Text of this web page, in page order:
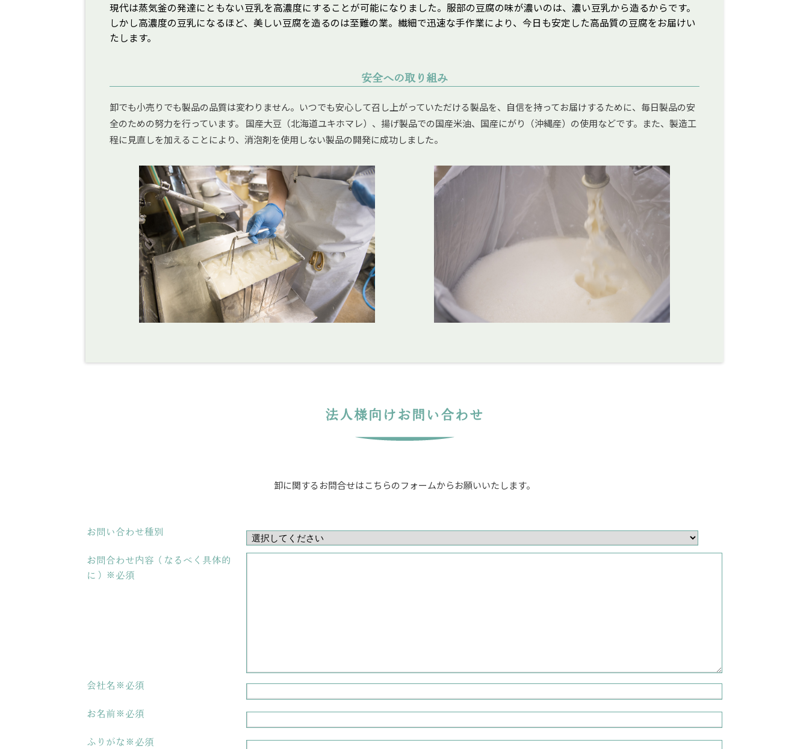
現代は蒸気釜の発達にともない豆乳を高濃度にすることが可能になりました。服部の豆腐の味が濃いのは、濃い豆乳から造るからです。
しかし高濃度の豆乳になるほど、美しい豆腐を造るのは至難の業。繊細で迅速な手作業により、今日も安定した高品質の豆腐をお届けい
たします。
安全への取り組み
卸でも小売りでも製品の品質は変わりません。いつでも安心して召し上がっていただける製品を、自信を持ってお届けするために、毎日製品の安
全のための努力を行っています。 国産大豆（北海道ユキホマレ）、揚げ製品での国産米油、国産にがり（沖縄産）の使用などです。また、製造工
程に見直しを加えることにより、消泡剤を使用しない製品の開発に成功しました。
法人様向けお問い合わせ
卸に関するお問合せはこちらのフォームからお願いいたします。
お問い合わせ種別
お問合わせ内容（なるべく具体的
に）※必須
会社名※必須
お名前※必須
ふりがな※必須